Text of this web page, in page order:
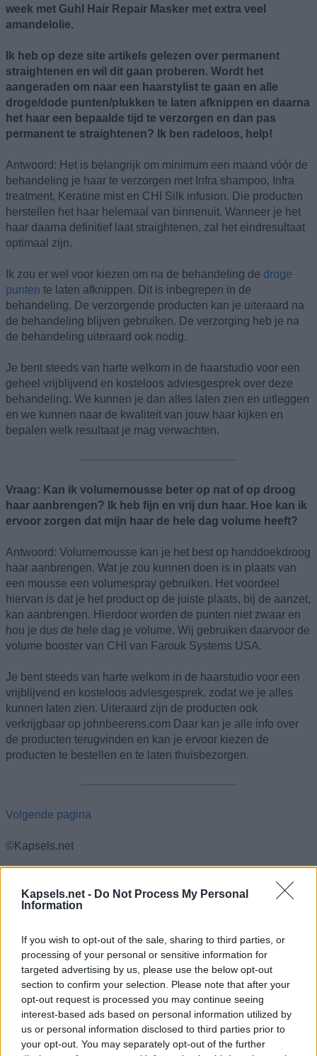
Kapsels.net - Do Not Process My Personal
Information
If you wish to opt-out of the sale, sharing to third parties, or
processing of your personal or sensitive information for
targeted advertising by us, please use the below opt-out
section to confirm your selection. Please note that after your
opt-out request is processed you may continue seeing
interest-based ads based on personal information utilized by
us or personal information disclosed to third parties prior to
your opt-out. You may separately opt-out of the further
week met Guhl Hair Repair Masker met extra veel
amandelolie.
Ik heb op deze site artikels gelezen over permanent
straightenen en wil dit gaan proberen. Wordt het
aangeraden om naar een haarstylist te gaan en alle
droge/dode punten/plukken te laten afknippen en daarna
het haar een bepaalde tijd te verzorgen en dan pas
permanent te straightenen? Ik ben radeloos, help!
Antwoord: Het is belangrijk om minimum een maand vóór de
behandeling je haar te verzorgen met Infra shampoo, Infra
treatment, Keratine mist en CHI Silk infusion. Die producten
herstellen het haar helemaal van binnenuit. Wanneer je het
haar daarna definitief laat straightenen, zal het eindresultaat
optimaal zijn.
Ik zou er wel voor kiezen om na de behandeling de droge
punten te laten afknippen. Dit is inbegrepen in de
behandeling. De verzorgende producten kan je uiteraard na
de behandeling blijven gebruiken. De verzorging heb je na
de behandeling uiteraard ook nodig.
Je bent steeds van harte welkom in de haarstudio voor een
geheel vrijblijvend en kosteloos adviesgesprek over deze
behandeling. We kunnen je dan alles laten zien en uitleggen
en we kunnen naar de kwaliteit van jouw haar kijken en
bepalen welk resultaat je mag verwachten.
Vraag: Kan ik volumemousse beter op nat of op droog
haar aanbrengen? Ik heb fijn en vrij dun haar. Hoe kan ik
ervoor zorgen dat mijn haar de hele dag volume heeft?
Antwoord: Volumemousse kan je het best op handdoekdroog
haar aanbrengen. Wat je zou kunnen doen is in plaats van
een mousse een volumespray gebruiken. Het voordeel
hiervan is dat je het product op de juiste plaats, bij de aanzet,
kan aanbrengen. Hierdoor worden de punten niet zwaar en
hou je dus de hele dag je volume. Wij gebruiken daarvoor de
volume booster van CHI van Farouk Systems USA.
Je bent steeds van harte welkom in de haarstudio voor een
vrijblijvend en kosteloos adviesgesprek, zodat we je alles
kunnen laten zien. Uiteraard zijn de producten ook
verkrijgbaar op johnbeerens.com Daar kan je alle info over
de producten terugvinden en kan je ervoor kiezen de
producten te bestellen en te laten thuisbezorgen.
Volgende pagina
©Kapsels.net
15
16
18 19 20
50 51 53 56 58 59 60 61 62
66 67 68 69 70 71 72 73 74 75 76 77 78 79
82 83 84 85 86 87 88 89 90 91 92 93 94 95 96
98 99 100 101 102 103 104 105 106 107 108
109
110
111 112 113 114 115 116